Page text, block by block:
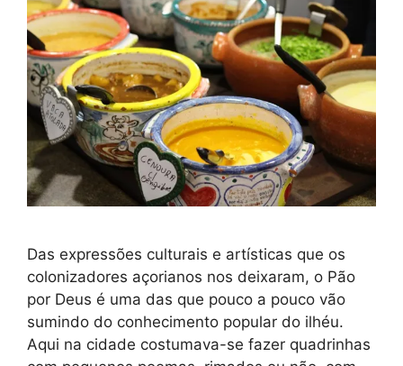
Das expressões culturais e artísticas que os
colonizadores açorianos nos deixaram, o Pão
por Deus é uma das que pouco a pouco vão
sumindo do conhecimento popular do ilhéu.
Aqui na cidade costumava-se fazer quadrinhas